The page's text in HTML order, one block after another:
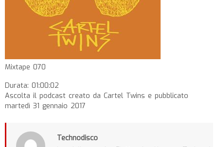
Mixtape 070
Durata: 01:00:02
Ascolta il podcast creato da Cartel Twins e pubblicato
martedì 31 gennaio 2017
Technodisco